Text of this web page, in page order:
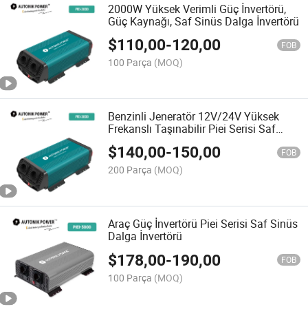
2000W Yüksek Verimli Güç İnvertörü,
Güç Kaynağı, Saf Sinüs Dalga İnvertörü
$110,00-120,00 FOB
100 Parça (MOQ)
Benzinli Jeneratör 12V/24V Yüksek
Frekanslı Taşınabilir Piei Serisi Saf
Sinüs Dalga İnverter Jeneratör
$140,00-150,00 FOB
200 Parça (MOQ)
Araç Güç İnvertörü Piei Serisi Saf Sinüs
Dalga İnvertörü
$178,00-190,00 FOB
100 Parça (MOQ)